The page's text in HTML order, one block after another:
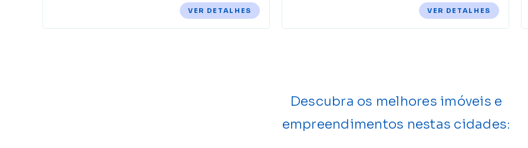
VER DETALHES VER DETALHES
Descubra os melhores imóveis e
empreendimentos nestas cidades: